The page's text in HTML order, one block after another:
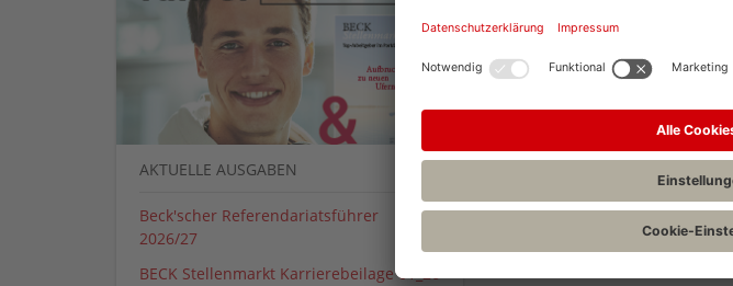
AKTUELLE AUSGABEN
Beck'scher Referendariatsführer
2026/27
BECK Stellenmarkt Karrierebeilage 01_26